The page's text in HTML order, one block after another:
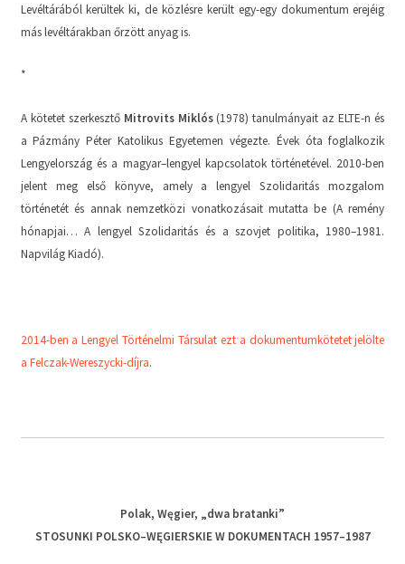
Levéltárából kerültek ki, de közlésre került egy-egy dokumentum erejéig
más levéltárakban őrzött anyag is.
*
A kötetet szerkesztő Mitrovits Miklós(1978) tanulmányait az ELTE-n és
a Pázmány Péter Katolikus Egyetemen végezte. Évek óta foglalkozik
Lengyelország és a magyar–lengyel kapcsolatok történetével. 2010-ben
jelent meg első könyve, amely a lengyel Szolidaritás mozgalom
történetét és annak nemzetközi vonatkozásait mutatta be (A remény
hónapjai… A lengyel Szolidaritás és a szovjet politika, 1980–1981.
Napvilág Kiadó).
2014-ben a Lengyel Történelmi Társulat ezt a dokumentumkötetet jelölte
a Felczak-Wereszycki-díjra.
Polak, Węgier, „dwa bratanki”
STOSUNKI POLSKO–WĘGIERSKIE W DOKUMENTACH 1957–1987